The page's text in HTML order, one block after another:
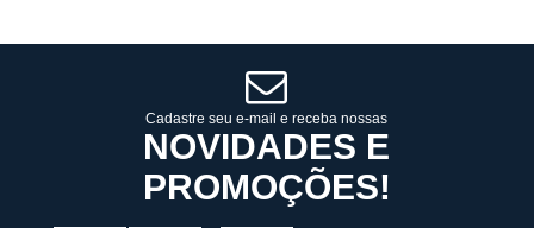
10 x de R$ 255,09
Cadastre seu e-mail e receba nossas
NOVIDADES E
PROMOÇÕES!